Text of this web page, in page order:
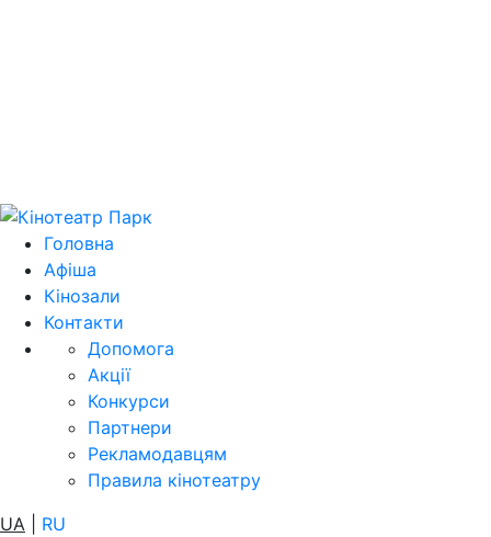
Головна
Афіша
Кінозали
Контакти
Допомога
Акції
Конкурси
Партнери
Рекламодавцям
Правила кінотеатру
UA
RU